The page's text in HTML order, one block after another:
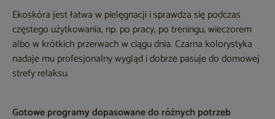
Ekoskóra jest łatwa w pielęgnacji i sprawdza się podczas
częstego użytkowania, np. po pracy, po treningu, wieczorem
albo w krótkich przerwach w ciągu dnia. Czarna kolorystyka
nadaje mu profesjonalny wygląd i dobrze pasuje do domowej
strefy relaksu.
Gotowe programy dopasowane do różnych potrzeb